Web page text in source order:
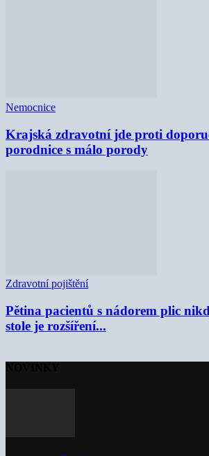
Nemocnice
Krajská zdravotní jde proti
porodnice s málo porody
Zdravotní pojištění
Pětina pacientů s nádorem plic
stole je rozšíření...